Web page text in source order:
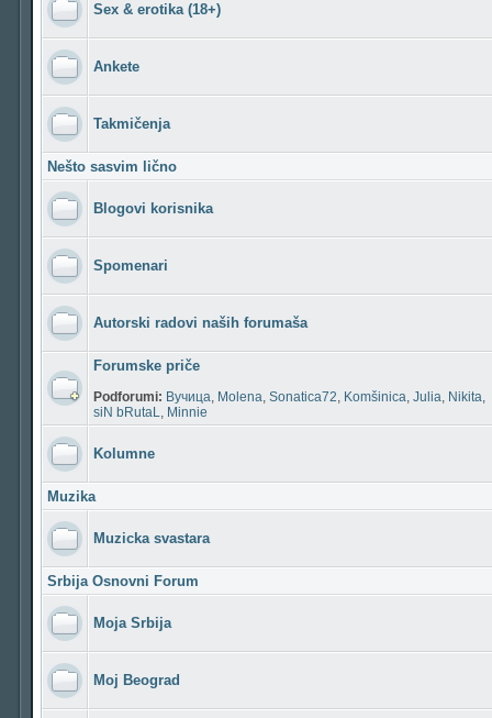
Sex & erotika (18+)
Ankete
Takmičenja
Nešto sasvim lično
Blogovi korisnika
Spomenari
Autorski radovi naših forumaša
Forumske priče
Podforumi: Вучица, Molena, Sonatica72, Komšinica, Julia, Nikita,
siN bRutaL, Minnie
Kolumne
Muzika
Muzicka svastara
Srbija Osnovni Forum
Moja Srbija
Moj Beograd